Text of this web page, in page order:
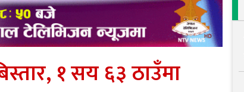
१ सय ६३ ठाउँमा